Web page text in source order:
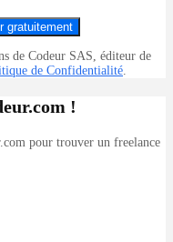
gratuitement
de Codeur SAS, éditeur de
de Confidentialité.
!
pour trouver un freelance